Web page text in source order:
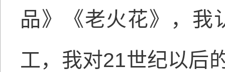
品》《老火花》，我
工，我对21世纪以后